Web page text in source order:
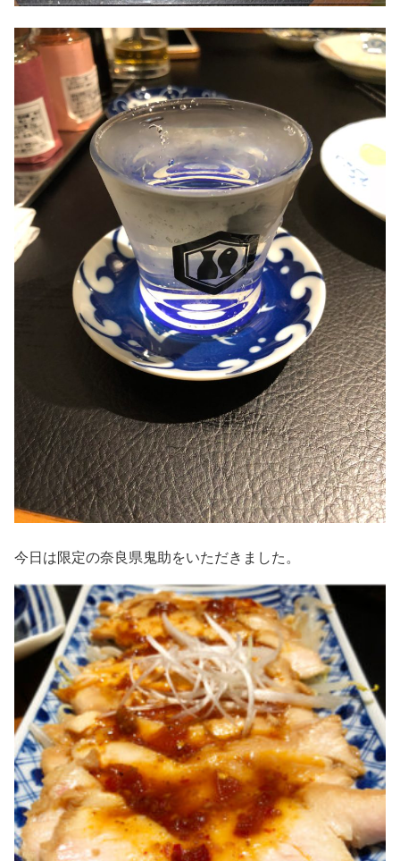
今日は限定の奈良県鬼助をいただきました。